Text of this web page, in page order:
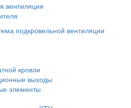
подкровельной вентиляции
кровли
выходы
элементы